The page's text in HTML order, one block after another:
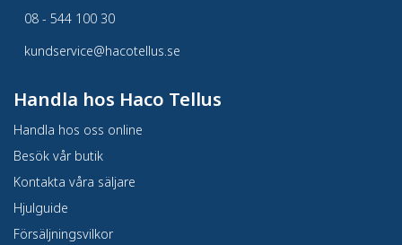
08 - 544 100 30
kundservice@hacotellus.se
Handla hos Haco Tellus
Handla hos oss online
Besök vår butik
Kontakta våra säljare
Hjulguide
Försäljningsvilkor